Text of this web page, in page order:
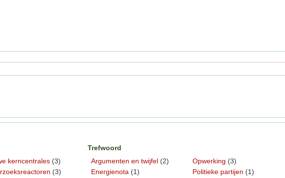
kerncentrales (3)
(3)
Trefwoord
Argumenten en twijfel (2)
Energienota (1)
Opwerking (3)
Politieke partijen (1)